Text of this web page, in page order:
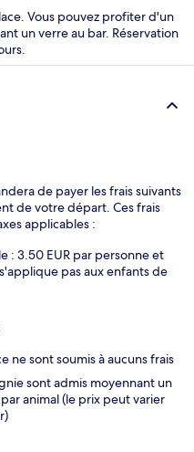
Vous pouvez profiter d'un
un verre au bar. Réservation
de payer les frais suivants
de votre départ. Ces frais
applicables :
: 3.50 EUR par personne et
pas aux enfants de
ne sont soumis à aucuns frais
sont admis moyennant un
animal (le prix peut varier